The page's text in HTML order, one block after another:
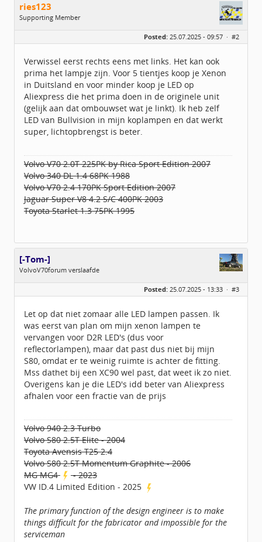
ries123
Supporting Member
Geregistreerd:03 / 2021
Posted: 25.07.2025 - 09:57 · #2
Verwissel eerst rechts eens met links. Het kan ook
prima het lampje zijn. Voor 5 tientjes koop je Xenon
in Duitsland en voor minder koop je LED op
Aliexpress die het prima doen in de originele unit
(gelijk aan dat ombouwset wat je linkt). Ik heb zelf
LED van Bullvision in mijn koplampen en dat werkt
super, lichtopbrengst is beter.
Volvo V70 2.0T 225PK by Rica Sport Edition 2007
Volvo 340 DL 1.4 68PK 1988
Volvo V70 2.4 170PK Sport Edition 2007
Jaguar Super V8 4.2 S/C 400PK 2003
Toyota Starlet 1.3 75PK 1995
[-Tom-]
VolvoV70forum verslaafde
Geslacht:
Leeftijd:
39
Berichten:
4065
Geregistreerd:10 / 2013
Posted: 25.07.2025 - 13:33 · #3
Let op dat niet zomaar alle LED lampen passen. Ik
was eerst van plan om mijn xenon lampen te
vervangen voor D2R LED's (dus voor
reflectorlampen), maar dat past dus niet bij mijn
S80, omdat er te weinig ruimte is achter de fitting.
Mss dathet bij een XC90 wel past, dat weet ik zo niet.
Overigens kan je die LED's idd beter van Aliexpress
afhalen voor een fractie van de prijs
Volvo 940 2.3 Turbo
Volvo S80 2.5T Elite - 2004
Toyota Avensis T25 2.4
Volvo S80 2.5T Momentum Graphite - 2006
MG MG4
- 2023
VW ID.4 Limited Edition - 2025
The primary function of the design engineer is to make
things difficult for the fabricator and impossible for the
serviceman